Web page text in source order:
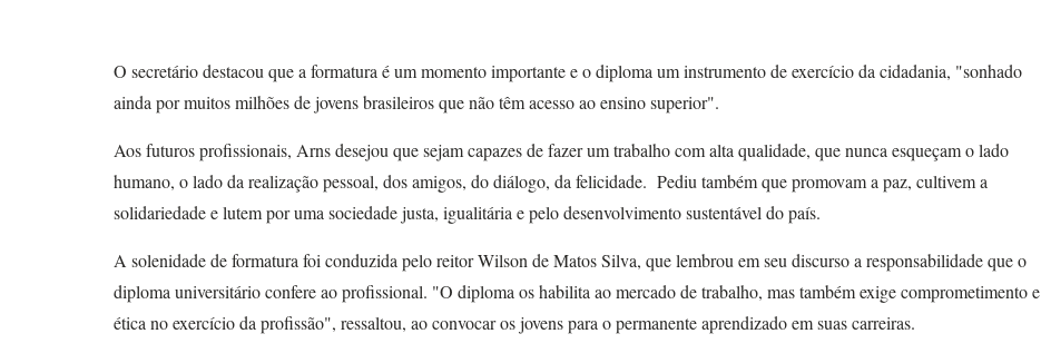
O secretário destacou que a formatura é um momento importante e o diploma um instrumento de exercício da cidadania, "sonhado
ainda por muitos milhões de jovens brasileiros que não têm acesso ao ensino superior".
Aos futuros profissionais, Arns desejou que sejam capazes de fazer um trabalho com alta qualidade, que nunca esqueçam o lado
humano, o lado da realização pessoal, dos amigos, do diálogo, da felicidade. Pediu também que promovam a paz, cultivem a
solidariedade e lutem por uma sociedade justa, igualitária e pelo desenvolvimento sustentável do país.
A solenidade de formatura foi conduzida pelo reitor Wilson de Matos Silva, que lembrou em seu discurso a responsabilidade que o
diploma universitário confere ao profissional. "O diploma os habilita ao mercado de trabalho, mas também exige comprometimento e
ética no exercício da profissão", ressaltou, ao convocar os jovens para o permanente aprendizado em suas carreiras.